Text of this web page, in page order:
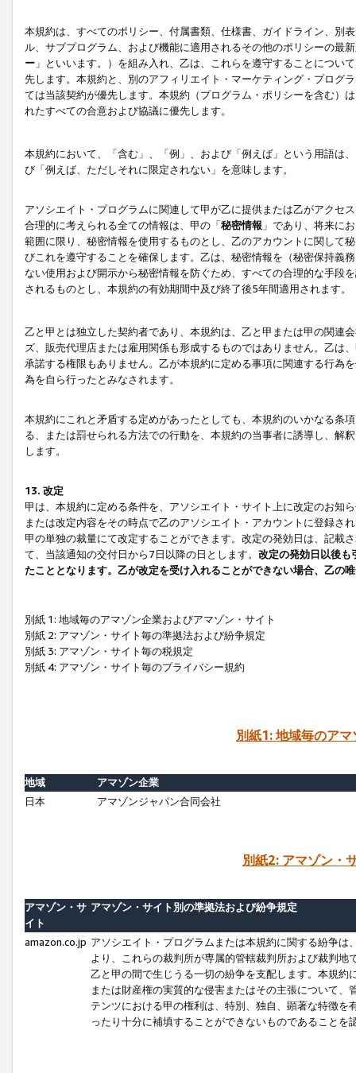
本規約は、すべてのポリシー、付属書類、仕様書、ガイドライン、別
ル、サブプログラム、および機能に適用されるその他のポリシーの最
ー 」といいます。）を組み入れ、乙は、これらを遵守することにつ
先します。本規約と、別のアフィリエイト・マーケティング・プログ
ては当該契約が優先します。本規約（プログラム・ポリシーを含む）
れたすべての合意および協議に優先します。
本規約において、「含む」、「例」、および「例えば」という用語は
び「例えば、ただしそれに限定されない」を意味します。
アソシエイト・プログラムに関連して甲が乙に提供または乙がアクセ
合理的に考えられる全ての情報は、甲の「秘密情報 」であり、将来に
範囲に限り、秘密情報を使用するものとし、乙のアカウントに関して
びこれを遵守することを確保します。乙は、秘密情報を（秘密保持義
ない使用および開示から秘密情報を防ぐため、すべての合理的な手段
されるものとし、本規約の有効期間中及び終了後5年間適用されます。
乙と甲とは独立した契約者であり、本規約は、乙と甲または甲の関連
ズ、販売代理店または雇用関係も形成するものではありません。乙は
承諾する権限もありません。乙が本規約に定める事項に関連する行為
為を自ら行ったとみなされます。
本規約にこれと矛盾する定めがあったとしても、本規約のいかなる条
る、または罰せられる方法での行動を、本規約の当事者に誘導し、解
します。
13. 改定
甲は、本規約に定める条件を、アソシエイト・サイト上に改定のお知
または改定内容をその時点で乙のアソシエイト・アカウントに登録さ
甲の単独の裁量にて改定することができます。改定の発効日は、記載
て、当該通知の交付日から7日以降の日とします。 改定の発効日以後も
たこととなります。乙が改定を受け入れることができない場合、乙の
別紙 1: 地域毎のアマゾン企業およびアマゾン・サイト
別紙 2: アマゾン・サイト毎の準拠法および紛争規定
別紙 3: アマゾン・サイト毎の税規定
別紙 4: アマゾン・サイト毎のプライバシー規約
別紙1: 地域毎のア
地域
アマゾン企業
日本
アマゾンジャパン合同会社
別紙2: アマゾン・
アマゾン・サ
イト
アマゾン・サイト別の準拠法および紛争規定
amazon.co.jp アソシエイト・プログラムまたは本規約に関する紛争
より、これらの裁判所が専属的管轄裁判所および裁判
乙と甲の間で生じうる一切の紛争を支配します。本規
または財産権の実質的な侵害またはその主張について
テンツにおける甲の権利は、特別、独自、顕著な特徴
ったり十分に補填することができないものであることを